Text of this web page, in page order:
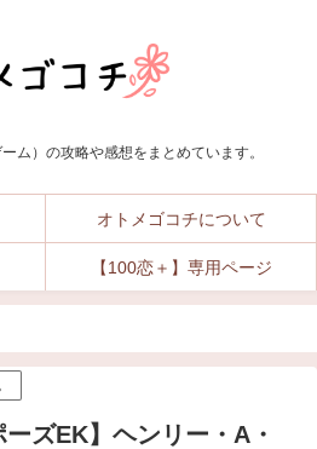
ム）の攻略や感想をまとめています。
オトメゴコチについて
【100恋＋】専用ページ
ーズEK】ヘンリー・A・